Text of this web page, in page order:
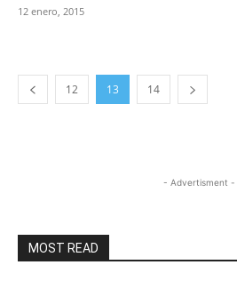
12 enero, 2015
12 13 14
- Advertisment -
MOST READ